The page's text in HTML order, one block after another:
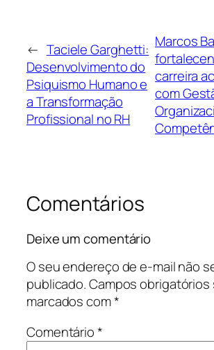
← Taciele Garghetti:
Desenvolvimento do
Psiquismo Humano e
a Transformação
Profissional no RH
Marcos
carreira
com
Comentários
Deixe um comentário
O seu endereço de e-mail não
publicado.Campos obrigatórios
marcados com*
Comentário*